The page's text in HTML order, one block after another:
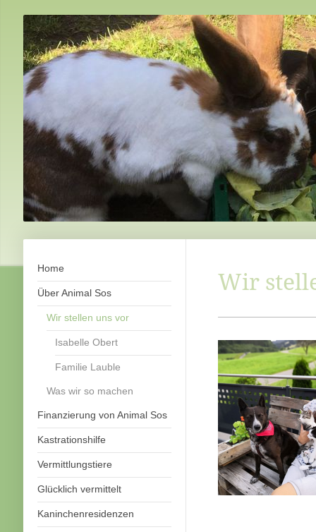
Home
Über Animal Sos
Wir stellen uns vor
Isabelle Obert
Familie Lauble
Was wir so machen
Finanzierung von Animal Sos
Kastrationshilfe
Vermittlungstiere
Glücklich vermittelt
Kaninchenresidenzen
Wir